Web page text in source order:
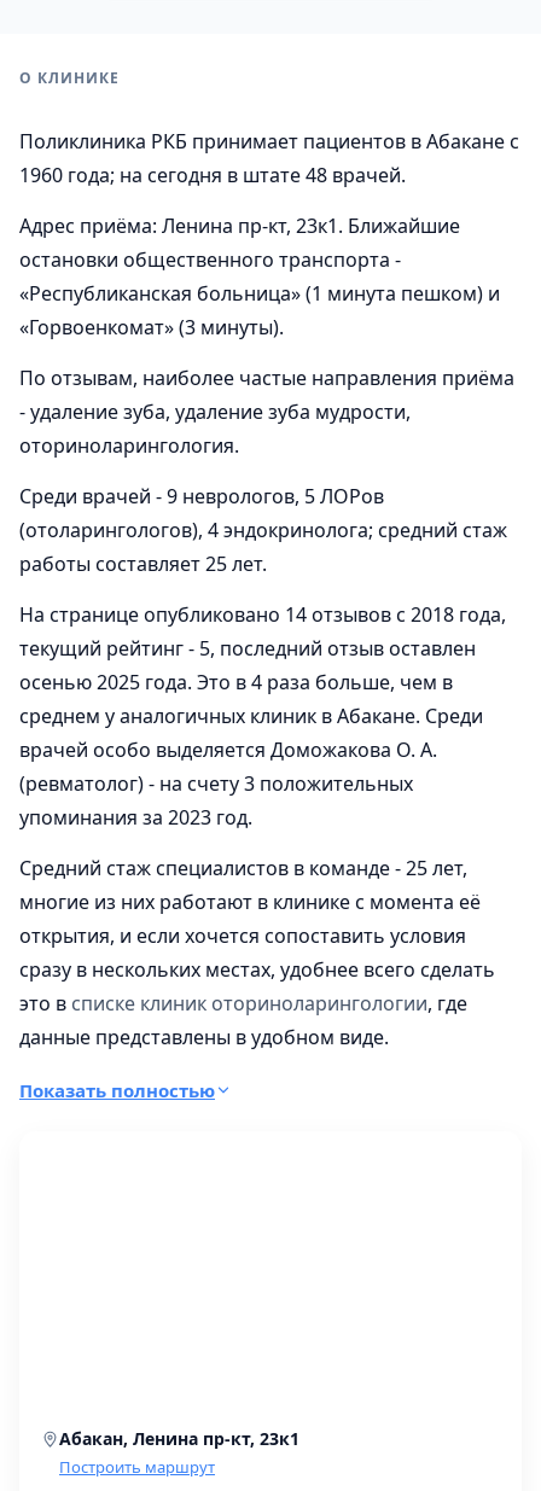
О КЛИНИКЕ
Поликлиника РКБ принимает пациентов в Абакане с
1960 года; на сегодня в штате 48 врачей.
Адрес приёма: Ленина пр-кт, 23к1. Ближайшие
остановки общественного транспорта -
«Республиканская больница» (1 минута пешком) и
«Горвоенкомат» (3 минуты).
По отзывам, наиболее частые направления приёма
- удаление зуба, удаление зуба мудрости,
оториноларингология.
Среди врачей - 9 неврологов, 5 ЛОРов
(отоларингологов), 4 эндокринолога; средний стаж
работы составляет 25 лет.
На странице опубликовано 14 отзывов с 2018 года,
текущий рейтинг - 5, последний отзыв оставлен
осенью 2025 года. Это в 4 раза больше, чем в
среднем у аналогичных клиник в Абакане. Среди
врачей особо выделяется Доможакова О. А.
(ревматолог) - на счету 3 положительных
упоминания за 2023 год.
Средний стаж специалистов в команде - 25 лет,
многие из них работают в клинике с момента её
открытия, и если хочется сопоставить условия
сразу в нескольких местах, удобнее всего сделать
это в списке клиник оториноларингологии, где
данные представлены в удобном виде.
В составе работает 3 отделения на единой
Показать полностью
Абакан, Ленина пр-кт, 23к1
Построить маршрут